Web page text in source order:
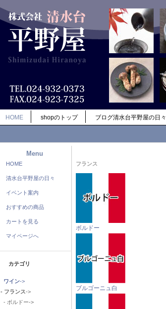
HOME shopのトップ ブログ清水台平野屋の日々
Menu
HOME
清水台平野屋の日々
イベント案内
おすすめの商品
カートを見る
マイページへ
カテゴリ
ワイン->
- フランス->
- ボルドー->
フランス
ボルドー
ブルゴーニュ白